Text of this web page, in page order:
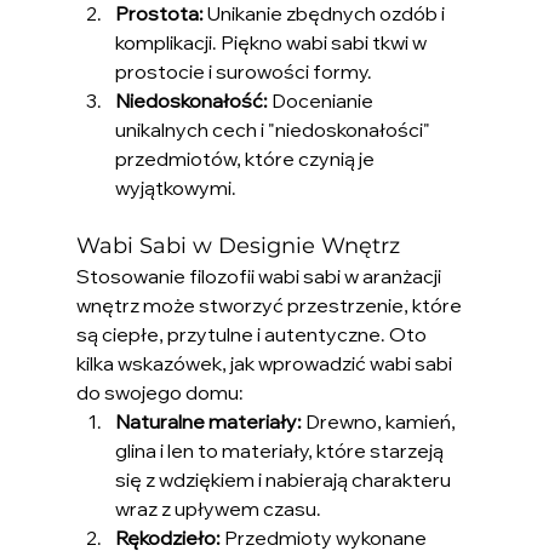
Prostota: Unikanie zbędnych ozdób i
komplikacji. Piękno wabi sabi tkwi w
prostocie i surowości formy.
Niedoskonałość: Docenianie
unikalnych cech i "niedoskonałości"
przedmiotów, które czynią je
wyjątkowymi.
Wabi Sabi w Designie Wnętrz
Stosowanie filozofii wabi sabi w aranżacji
wnętrz może stworzyć przestrzenie, które
są ciepłe, przytulne i autentyczne. Oto
kilka wskazówek, jak wprowadzić wabi sabi
do swojego domu:
Naturalne materiały: Drewno, kamień,
glina i len to materiały, które starzeją
się z wdziękiem i nabierają charakteru
wraz z upływem czasu.
Rękodzieło: Przedmioty wykonane